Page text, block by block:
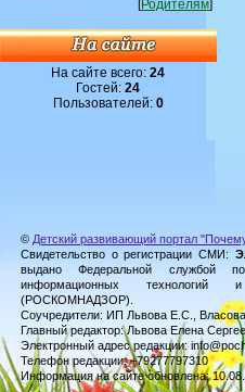
[Родителям]
На сайте всего:24
Гостей:24
Пользователей: 0
© Детский развивающий портал
Свидетельство о регистрации СМИ:
выдано Федеральной службой
информационных технологий
(РОСКОМНАДЗОР).
Соучредители: ИП Львова Е.С.,
Главный редактор: Львова Елена
Электронный адрес редакции:
Телефон редакции: +79277797310
Информация на сайте обновлена: